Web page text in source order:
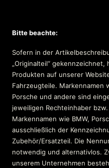
Bitte beachte:
Sofern in der
„Originalteil“
Produkten auf unserer
Fahrzeugteile. Markennamen
Porsche und andere sind
jeweiligen Rechteinhaber
Markennamen wie BMW,
ausschließlich der
Zubehör/Ersatzteil. Die
notwendig und alternativlos.
unserem Unternehmen